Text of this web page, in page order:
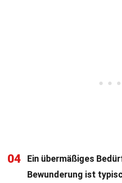
04
Ein übermäßiges
Bewunderung ist